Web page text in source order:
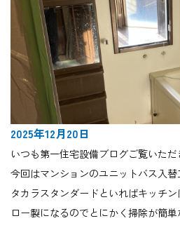
2025年12月20日
いつも第一住宅設備ブログご覧いただ
今回はマンションのユニットバス入替
タカラスタンダードといればキッチ
ロー製になるのでとにかく掃除が簡